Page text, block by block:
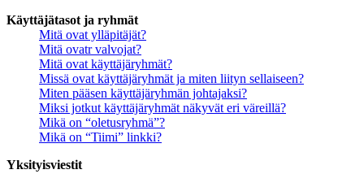
Käyttäjätasot ja ryhmät
Mitä ovat ylläpitäjät?
Mitä ovatr valvojat?
Mitä ovat käyttäjäryhmät?
Missä ovat käyttäjäryhmät ja miten liityn sellaiseen?
Miten pääsen käyttäjäryhmän johtajaksi?
Miksi jotkut käyttäjäryhmät näkyvät eri väreillä?
Mikä on “oletusryhmä”?
Mikä on “Tiimi” linkki?
Yksityisviestit